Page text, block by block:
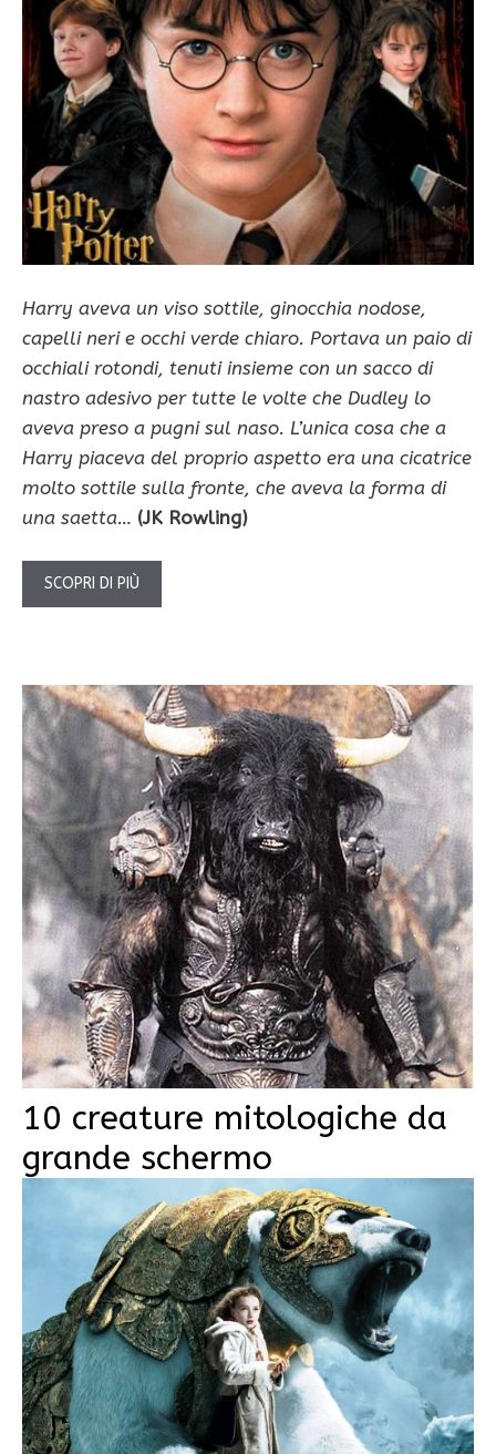
Harry aveva un viso sottile, ginocchia nodose,
capelli neri e occhi verde chiaro. Portava un paio di
occhiali rotondi, tenuti insieme con un sacco di
nastro adesivo per tutte le volte che Dudley lo
aveva preso a pugni sul naso. L’unica cosa che a
Harry piaceva del proprio aspetto era una cicatrice
molto sottile sulla fronte, che aveva la forma di
una saetta… (JK Rowling)
SCOPRI DI PIÙ
10 creature mitologiche da
grande schermo